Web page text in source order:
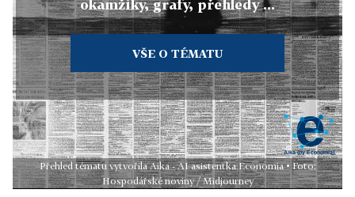
okamžiky, grafy, přehledy ...
VŠE O TÉMATU
Přehled tématu vytvořila Aika - AI asistentka Economia • Foto:
Hospodářské noviny / Midjourney